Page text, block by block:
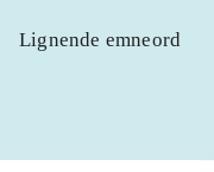
Lignende emneord